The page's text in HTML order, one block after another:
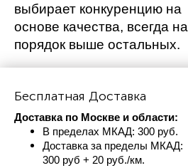
выбирает конкуренцию на
основе качества, всегда на
порядок выше остальных.
Бесплатная Доставка
Доставка по Москве и области:
В пределах МКАД: 300 руб.
Доставка за пределы МКАД:
300 руб + 20 руб./км.